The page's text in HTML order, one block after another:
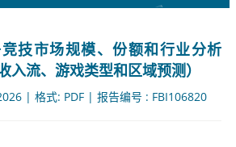
技市场规模、份额和行业分析
入流、游戏类型和区域预测）
| 格式: PDF | 报告编号 : FBI106820